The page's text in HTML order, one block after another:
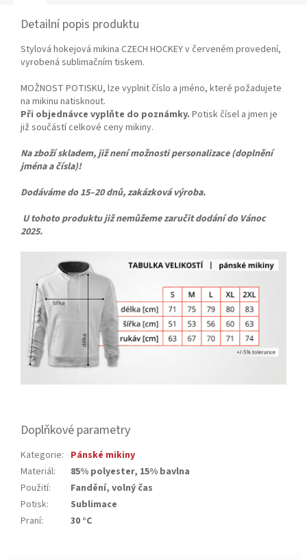
Detailní popis produktu
Stylová hokejová mikina CZECH HOCKEY v červeném provedení,
vyrobená sublimačním tiskem.
MOŽNOST POTISKU, lze vyplnit číslo a jméno, které požadujete
na mikinu natisknout.
Při objednávce vyplňte do poznámky. Potisk čísel a jmen je
již součástí celkové ceny mikiny.
Na zboží skladem, již není možnosti personalizace (doplnění
jména a čísla)!
Dodáváme do 15–20 dnů, zakázková výroba.
U tohoto produktu již nemůžeme zaručit dodání do Vánoc
2025.
Doplňkové parametry
Kategorie: Pánské mikiny
Materiál:
85% polyester, 15% bavlna
Použití:
Fandění, volný čas
Potisk:
Sublimace
Praní: 30 °C